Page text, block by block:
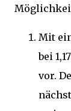
Mit
bei
vor.